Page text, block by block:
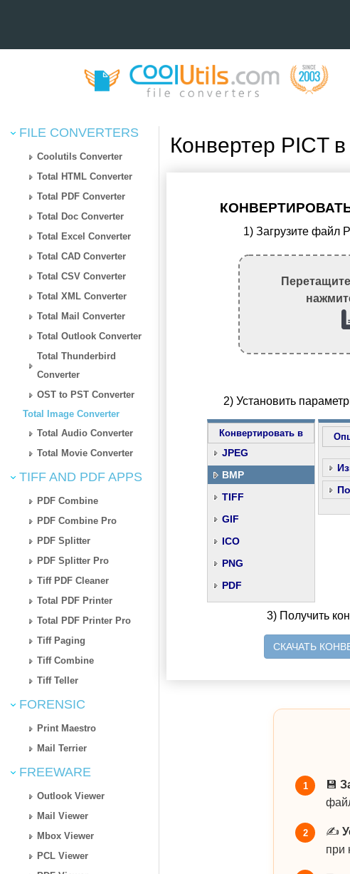
FILE CONVERTERS
Coolutils Converter
Total HTML Converter
Total PDF Converter
Total Doc Converter
Total Excel Converter
Total CAD Converter
Total CSV Converter
Total XML Converter
Total Mail Converter
Total Outlook Converter
Total Thunderbird
Converter
OST to PST Converter
Total Image Converter
Total Audio Converter
Total Movie Converter
TIFF AND PDF APPS
PDF Combine
PDF Combine Pro
PDF Splitter
PDF Splitter Pro
Tiff PDF Cleaner
Total PDF Printer
Total PDF Printer Pro
Tiff Paging
Tiff Combine
Tiff Teller
FORENSIC
Print Maestro
Mail Terrier
FREEWARE
Outlook Viewer
Mail Viewer
Mbox Viewer
PCL Viewer
Конвертер PICT
1) Загрузите файл
2) Установить
Конвертировать в
JPEG
BMP
TIFF
GIF
ICO
PNG
PDF
3) Получить
СКАЧАТЬ
1 💾
2 ✍️
при